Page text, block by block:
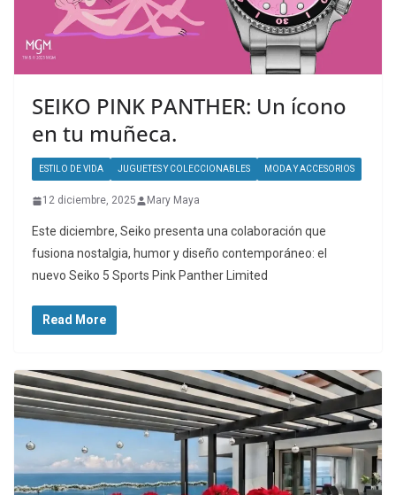
SEIKO PINK PANTHER: Un ícono
en tu muñeca.
ESTILO DE VIDA JUGUETES Y COLECCIONABLES MODA Y ACCESORIOS
12 diciembre, 2025 Mary Maya
Este diciembre, Seiko presenta una colaboración que
fusiona nostalgia, humor y diseño contemporáneo: el
nuevo Seiko 5 Sports Pink Panther Limited
Read More